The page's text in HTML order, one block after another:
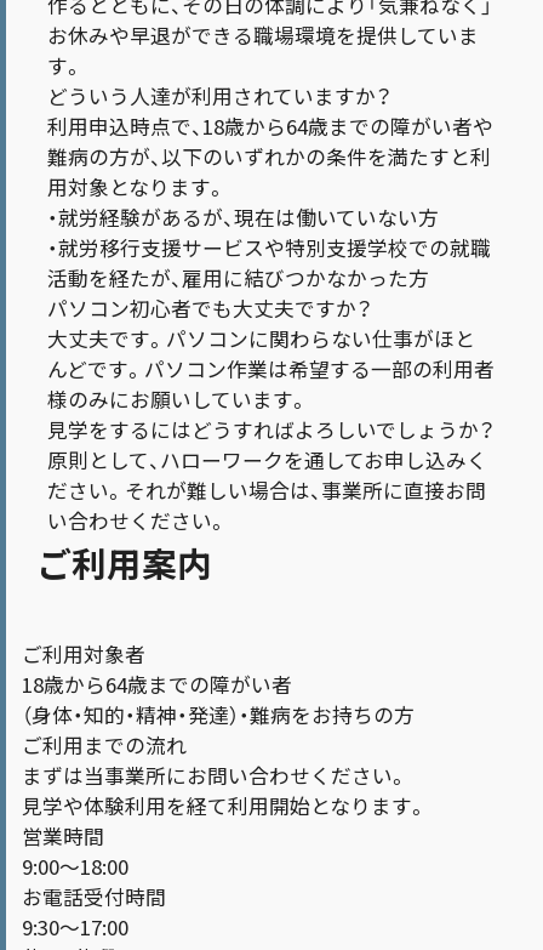
お休みや早退ができる職場環境を提供していま
す。
どういう人達が利用されていますか？
利用申込時点で、18歳から64歳までの障がい者や
難病の方が、以下のいずれかの条件を満たすと利
用対象となります。
・就労経験があるが、現在は働いていない方
・就労移行支援サービスや特別支援学校での就職
活動を経たが、雇用に結びつかなかった方
パソコン初心者でも大丈夫ですか？
大丈夫です。パソコンに関わらない仕事がほと
んどです。パソコン作業は希望する一部の利用者
様のみにお願いしています。
見学をするにはどうすればよろしいでしょうか？
原則として、ハローワークを通してお申し込みく
ださい。それが難しい場合は、事業所に直接お問
い合わせください。
ご利用案内
ご利用対象者
18歳から64歳までの障がい者
（身体・知的・精神・発達）・難病をお持ちの方
ご利用までの流れ
まずは当事業所にお問い合わせください。
見学や体験利用を経て利用開始となります。
営業時間
9:00〜18:00
お電話受付時間
9:30〜17:00